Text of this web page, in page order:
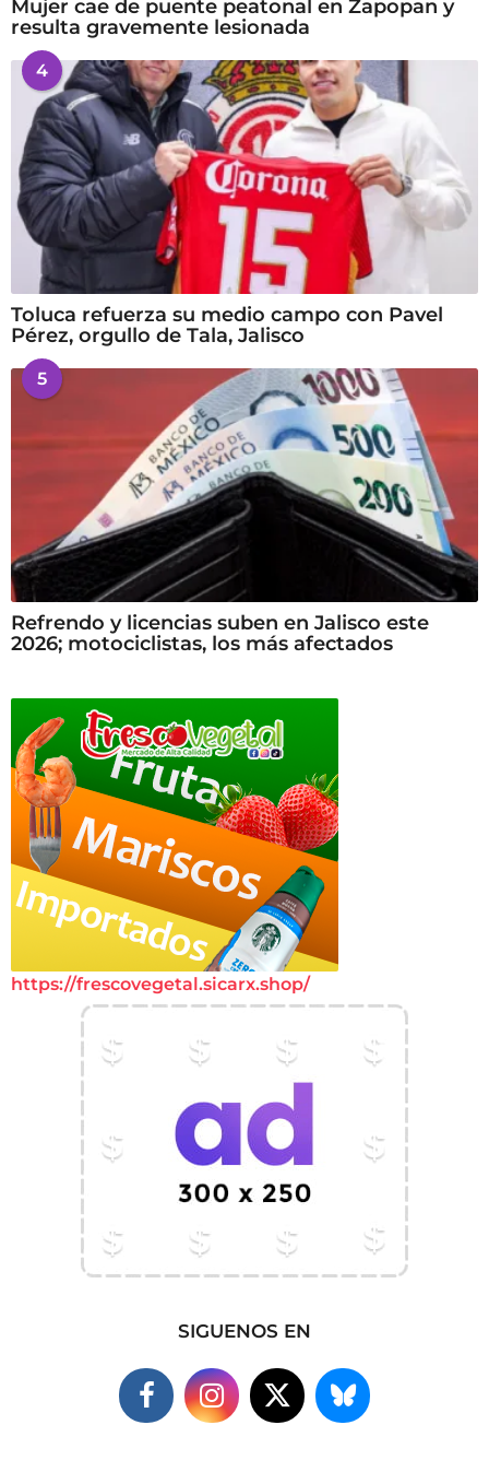
Mujer cae de puente peatonal en Zapopan y
resulta gravemente lesionada
4
Toluca refuerza su medio campo con Pavel
Pérez, orgullo de Tala, Jalisco
5
Refrendo y licencias suben en Jalisco este
2026; motociclistas, los más afectados
https://frescovegetal.sicarx.shop/
SIGUENOS EN